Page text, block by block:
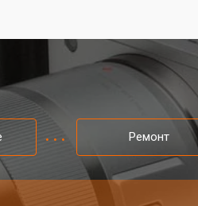
от 100 мин от 3400 ₽
от 80 мин от 2300 ₽
от 70 мин от 4300 ₽
Ремонт